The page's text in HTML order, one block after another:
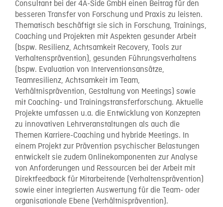
Consultant bei der 4A-Side GmbH einen Beitrag für den
besseren Transfer von Forschung und Praxis zu leisten.
Thematisch beschäftigt sie sich in Forschung, Trainings,
Coaching und Projekten mit Aspekten gesunder Arbeit
(bspw. Resilienz, Achtsamkeit Recovery, Tools zur
Verhaltensprävention), gesunden Führungsverhaltens
(bspw. Evaluation von Interventionsansätze,
Teamresilienz, Achtsamkeit im Team,
Verhältnisprävention, Gestaltung von Meetings) sowie
mit Coaching- und Trainingstransferforschung. Aktuelle
Projekte umfassen u.a. die Entwicklung von Konzepten
zu innovativen Lehrveranstaltungen als auch die
Themen Karriere-Coaching und hybride Meetings. In
einem Projekt zur Prävention psychischer Belastungen
entwickelt sie zudem Onlinekomponenten zur Analyse
von Anforderungen und Ressourcen bei der Arbeit mit
Direktfeedback für Mitarbeitende (Verhaltensprävention)
sowie einer integrierten Auswertung für die Team- oder
organisationale Ebene (Verhältnisprävention).